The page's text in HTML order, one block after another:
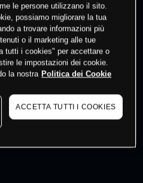
trading
Accediper vedere gli ultimi
to see latest market data
le persone utilizzano il sito.
possiamo migliorare la tua
a trovare informazioni più
o il marketing alle tue
tutti i cookies" per accettare o
le impostazioni dei cookie.
la nostra Politica dei Cookie
ACCETTA TUTTI I COOKIES